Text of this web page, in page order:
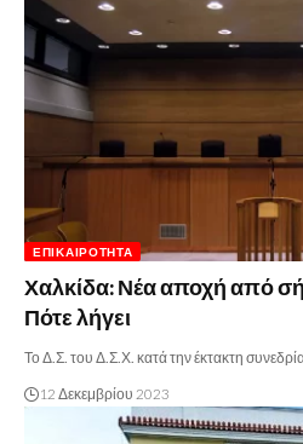
ΕΠΙΚΑΙΡΌΤΗΤΑ
Χαλκίδα: Νέα αποχή από
Πότε λήγει
Το Δ.Σ. του Δ.Σ.Χ. κατά την έκτακτη
12 Δεκεμβρίου 2023